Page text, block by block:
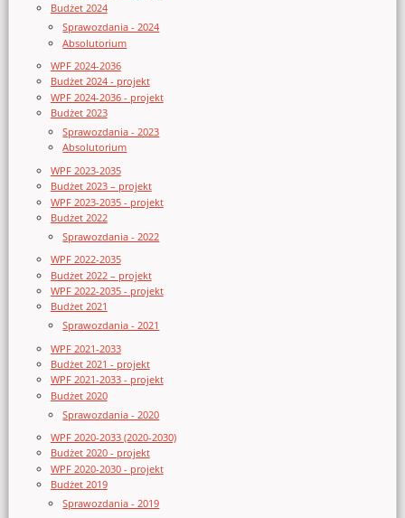
Budżet 2024
Sprawozdania - 2024
Absolutorium
WPF 2024-2036
Budżet 2024 - projekt
WPF 2024-2036 - projekt
Budżet 2023
Sprawozdania - 2023
Absolutorium
WPF 2023-2035
Budżet 2023 – projekt
WPF 2023-2035 - projekt
Budżet 2022
Sprawozdania - 2022
WPF 2022-2035
Budżet 2022 – projekt
WPF 2022-2035 - projekt
Budżet 2021
Sprawozdania - 2021
WPF 2021-2033
Budżet 2021 - projekt
WPF 2021-2033 - projekt
Budżet 2020
Sprawozdania - 2020
WPF 2020-2033 (2020-2030)
Budżet 2020 - projekt
WPF 2020-2030 - projekt
Budżet 2019
Sprawozdania - 2019